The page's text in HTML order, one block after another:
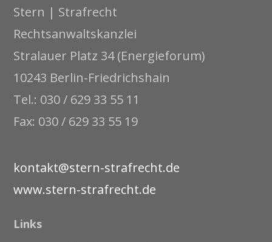
Stern | Strafrecht
Rechtsanwaltskanzlei
Stralauer Platz 34 (Energieforum)
10243 Berlin-Friedrichshain
Tel.: 030 / 629 33 55 11
Fax: 030 / 629 33 55 19
kontakt@stern-strafrecht.de
www.stern-strafrecht.de
Links